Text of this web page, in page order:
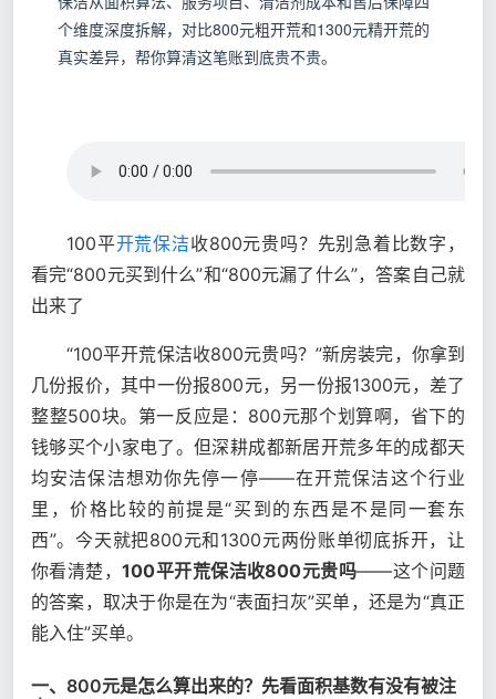
个维度深度拆解，对比800元粗开荒和1300元精开荒的
真实差异，帮你算清这笔账到底贵不贵。
100平开荒保洁收800元贵吗？先别急着比数字，
看完“800元买到什么”和“800元漏了什么”，答案自己就
出来了
“100平开荒保洁收800元贵吗？”新房装完，你拿到
几份报价，其中一份报800元，另一份报1300元，差了
整整500块。第一反应是：800元那个划算啊，省下的
钱够买个小家电了。但深耕成都新居开荒多年的成都天
均安洁保洁想劝你先停一停——在开荒保洁这个行业
里，价格比较的前提是“买到的东西是不是同一套东
西”。今天就把800元和1300元两份账单彻底拆开，让
你看清楚，100平开荒保洁收800元贵吗——这个问题
的答案，取决于你是在为“表面扫灰”买单，还是为“真正
能入住”买单。
一、800元是怎么算出来的？先看面积基数有没有被注